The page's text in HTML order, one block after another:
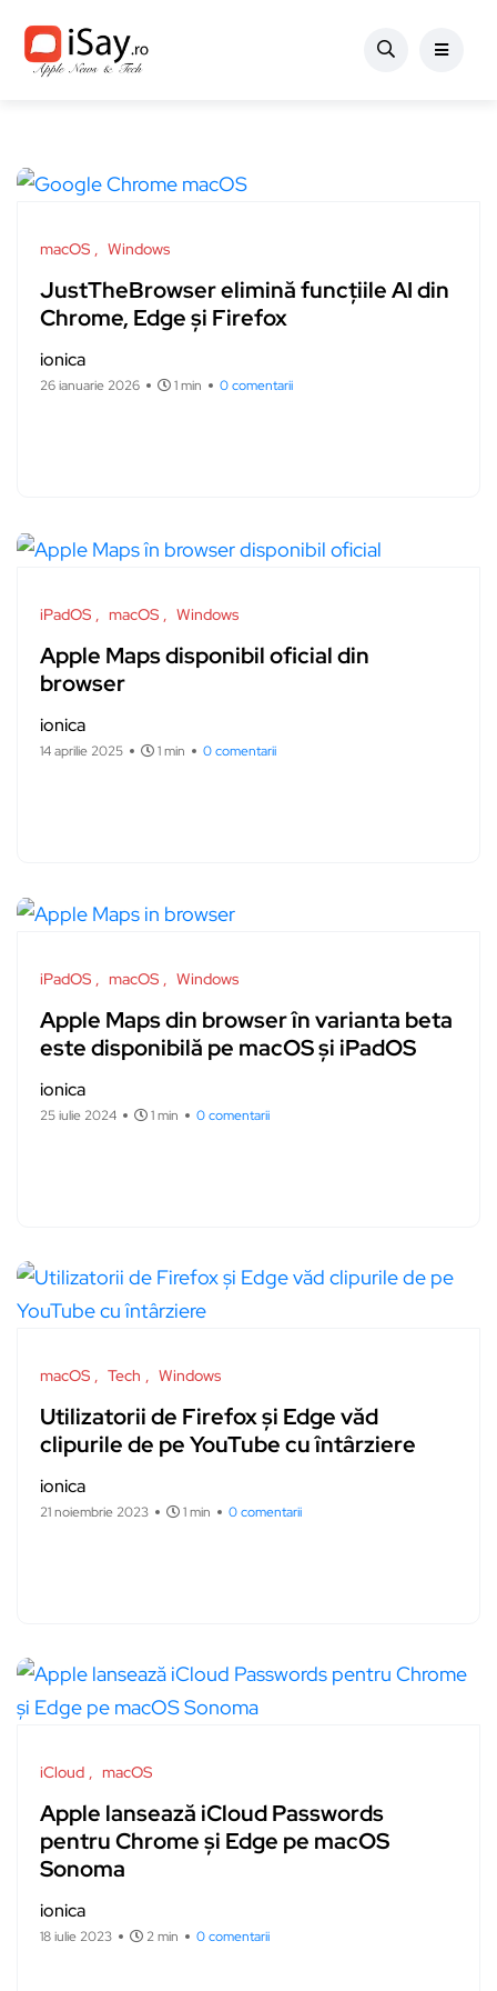
macOS Windows
JustTheBrowser elimină funcțiile AI din
Chrome, Edge și Firefox
ionica
26 ianuarie 2026 1 min 0 comentarii
iPadOS macOS Windows
Apple Maps disponibil oficial din
browser
ionica
14 aprilie 2025 1 min 0 comentarii
iPadOS macOS Windows
Apple Maps din browser în varianta beta
este disponibilă pe macOS și iPadOS
ionica
25 iulie 2024 1 min 0 comentarii
macOS Tech Windows
Utilizatorii de Firefox și Edge văd
clipurile de pe YouTube cu întârziere
ionica
21 noiembrie 2023 1 min 0 comentarii
iCloud macOS
Apple lansează iCloud Passwords
pentru Chrome și Edge pe macOS
Sonoma
ionica
18 iulie 2023 2 min 0 comentarii